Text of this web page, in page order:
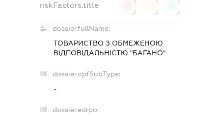
riskFactors.title
dossier.fullName:
ТОВАРИСТВО З ОБМЕЖЕНОЮ
ВІДПОВІДАЛЬНІСТЮ "БАГАНО"
dossier.opfSubType:
-
dossier.edrpo: